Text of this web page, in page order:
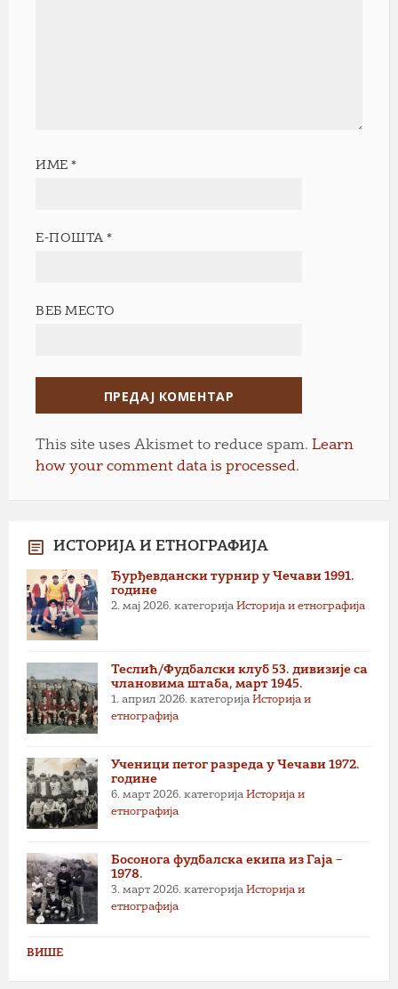
ИМЕ*
Е-ПОШТА*
ВЕБ МЕСТО
This site uses Akismet to reduce spam. Learn
how your comment data is processed.
ИСТОРИЈА И ЕТНОГРАФИЈА
Ђурђевдански турнир у Чечави 1991.
године
2. мај 2026. категорија Историја и етнографија
Теслић/Фудбалски клуб 53. дивизије са
члановима штаба, март 1945.
1. април 2026. категорија Историја и
етнографија
Ученици петог разреда у Чечави 1972.
године
6. март 2026. категорија Историја и
етнографија
Босонога фудбалска екипа из Гаја –
1978.
3. март 2026. категорија Историја и
етнографија
ВИШЕ